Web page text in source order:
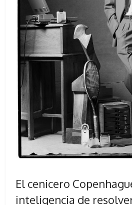
El cenicero
inteligencia de